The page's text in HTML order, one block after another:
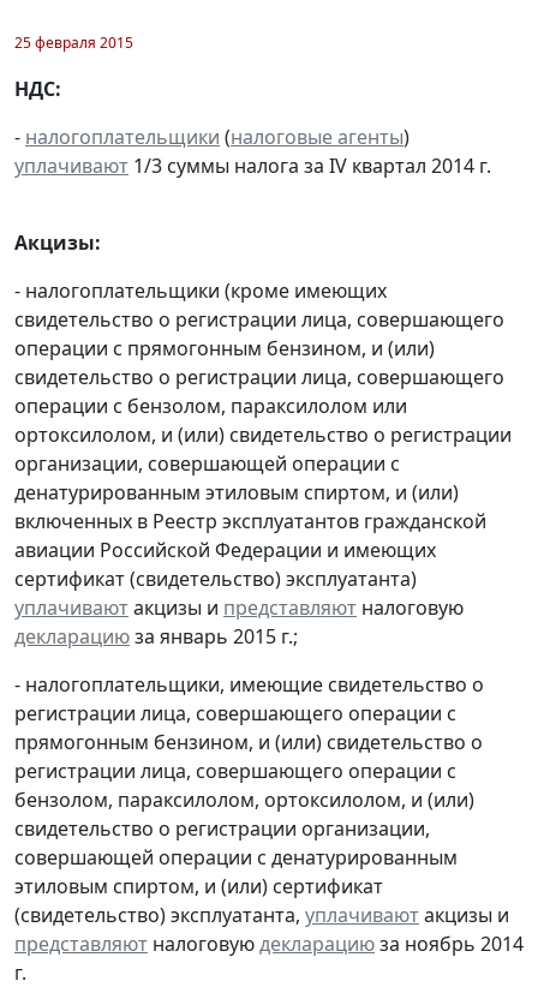
25 февраля 2015
НДС:
- налогоплательщики (налоговые агенты)
уплачивают 1/3 суммы налога за IV квартал 2014 г.
Акцизы:
- налогоплательщики (кроме имеющих
свидетельство о регистрации лица, совершающего
операции с прямогонным бензином, и (или)
свидетельство о регистрации лица, совершающего
операции с бензолом, параксилолом или
ортоксилолом, и (или) свидетельство о регистрации
организации, совершающей операции с
денатурированным этиловым спиртом, и (или)
включенных в Реестр эксплуатантов гражданской
авиации Российской Федерации и имеющих
сертификат (свидетельство) эксплуатанта)
уплачиваютакцизы и представляют налоговую
декларациюза январь 2015 г.;
- налогоплательщики, имеющие свидетельство о
регистрации лица, совершающего операции с
прямогонным бензином, и (или) свидетельство о
регистрации лица, совершающего операции с
бензолом, параксилолом, ортоксилолом, и (или)
свидетельство о регистрации организации,
совершающей операции с денатурированным
этиловым спиртом, и (или) сертификат
(свидетельство) эксплуатанта, уплачиваютакцизы и
представляют налоговуюдекларациюза ноябрь 2014
г.